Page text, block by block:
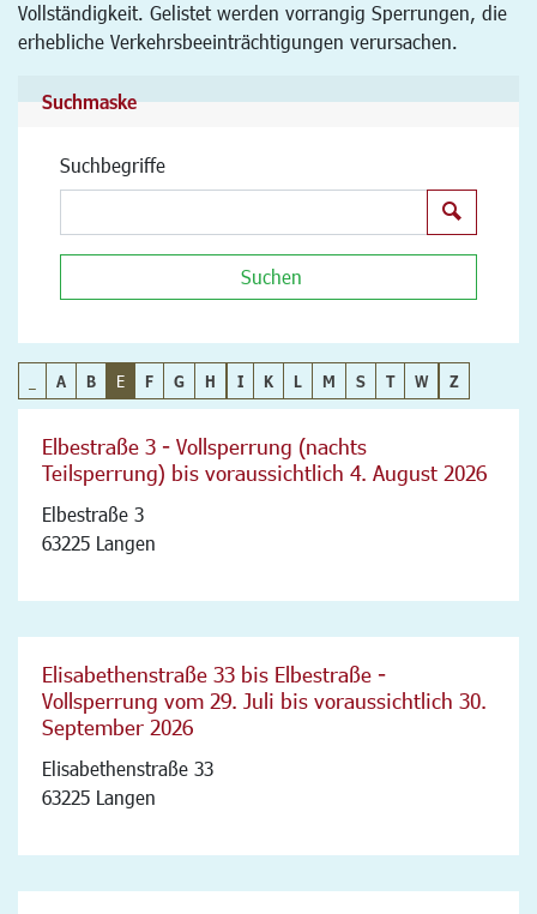
Vollständigkeit. Gelistet werden vorrangig Sperrungen, die
erhebliche Verkehrsbeeinträchtigungen verursachen.
Suchmaske
Suchbegriffe
Suchen
A B E F G H I K L M S T W Z
Elbestraße 3 - Vollsperrung (nachts
Teilsperrung) bis voraussichtlich 4. August 2026
Elbestraße 3
63225 Langen
Elisabethenstraße 33 bis Elbestraße -
Vollsperrung vom 29. Juli bis voraussichtlich 30.
September 2026
Elisabethenstraße 33
63225 Langen